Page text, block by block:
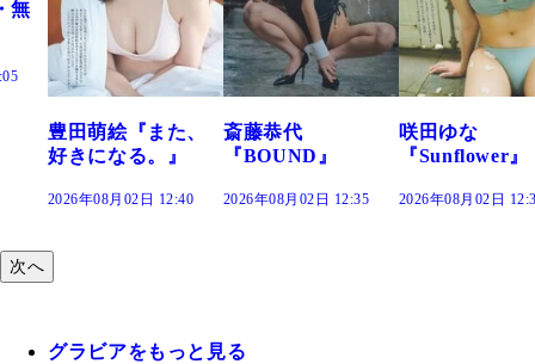
斎藤恭代
『BOUND』
2026年08月02日 12:35
咲田ゆな
『Sunflower』
2026年08月02日 12:30
藤水咲桜『花
だまり』
2026年08月02日
次へ
グラビアをもっと見る